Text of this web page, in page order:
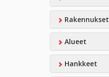
Rakennukset
Alueet
Hankkeet